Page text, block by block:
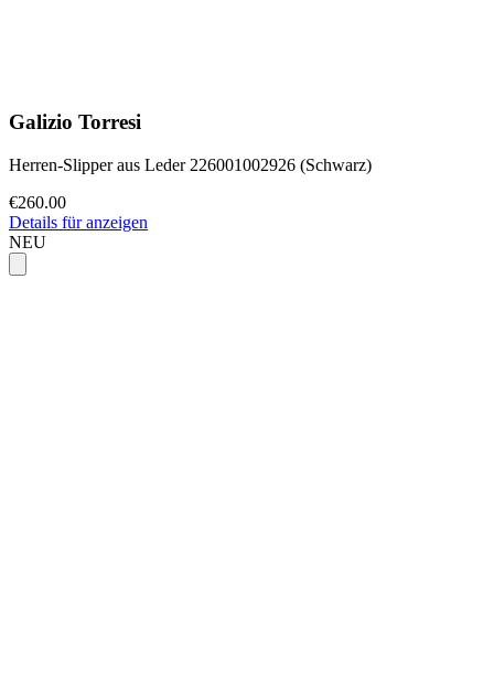
Galizio Torresi
Herren-Slipper aus Leder 226001002926 (Schwarz)
€260.00
Details für anzeigen
NEU